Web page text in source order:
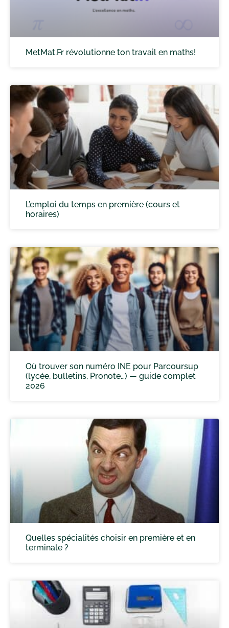
MetMat.Fr révolutionne ton travail en maths!
L’emploi du temps en première (cours et
horaires)
Où trouver son numéro INE pour Parcoursup
(lycée, bulletins, Pronote…) — guide complet
2026
Quelles spécialités choisir en première et en
terminale ?